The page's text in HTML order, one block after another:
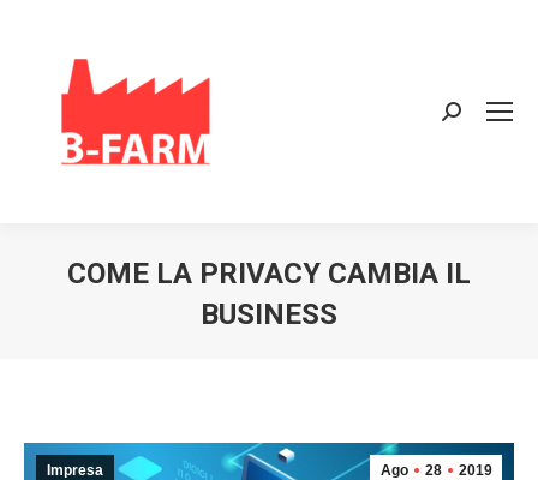
Search:
COME LA PRIVACY CAMBIA IL
BUSINESS
Ago 28 2019
Impresa